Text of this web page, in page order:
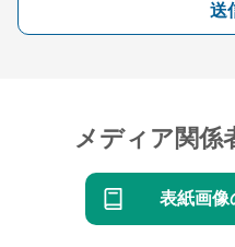
送
メディア関係
表紙画像